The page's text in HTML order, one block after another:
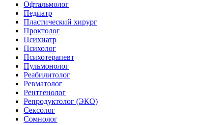
Офтальмолог
Педиатр
Пластический хирург
Проктолог
Психиатр
Психолог
Психотерапевт
Пульмонолог
Реабилитолог
Ревматолог
Рентгенолог
Репродуктолог (ЭКО)
Сексолог
Сомнолог